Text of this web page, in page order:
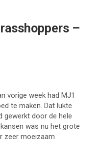
–
vorige week had MJ1
te maken. Dat lukte
gewerkt door de hele
was nu het grote
zeer moeizaam